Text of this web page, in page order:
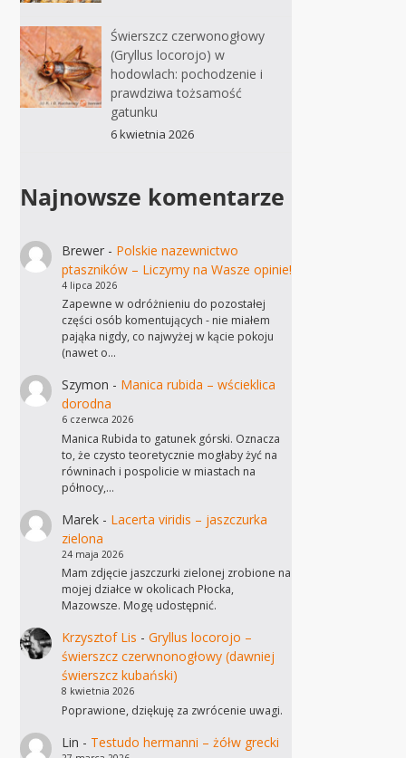
Świerszcz czerwonogłowy
(Gryllus locorojo) w
hodowlach: pochodzenie i
prawdziwa tożsamość
gatunku
6 kwietnia 2026
Najnowsze komentarze
Brewer- Polskie nazewnictwo
ptaszników – Liczymy na Wasze opinie!
4 lipca 2026
Zapewne w odróżnieniu do pozostałej
części osób komentujących - nie miałem
pająka nigdy, co najwyżej w kącie pokoju
(nawet o…
Szymon - Manica rubida – wścieklica
dorodna
6 czerwca 2026
Manica Rubida to gatunek górski. Oznacza
to, że czysto teoretycznie mogłaby żyć na
równinach i pospolicie w miastach na
północy,…
Marek- Lacerta viridis – jaszczurka
zielona
24 maja 2026
Mam zdjęcie jaszczurki zielonej zrobione na
mojej działce w okolicach Płocka,
Mazowsze. Mogę udostępnić.
Krzysztof Lis - Gryllus locorojo –
świerszcz czerwnonogłowy (dawniej
świerszcz kubański)
8 kwietnia 2026
Poprawione, dziękuję za zwrócenie uwagi.
Lin - Testudo hermanni – żółw grecki